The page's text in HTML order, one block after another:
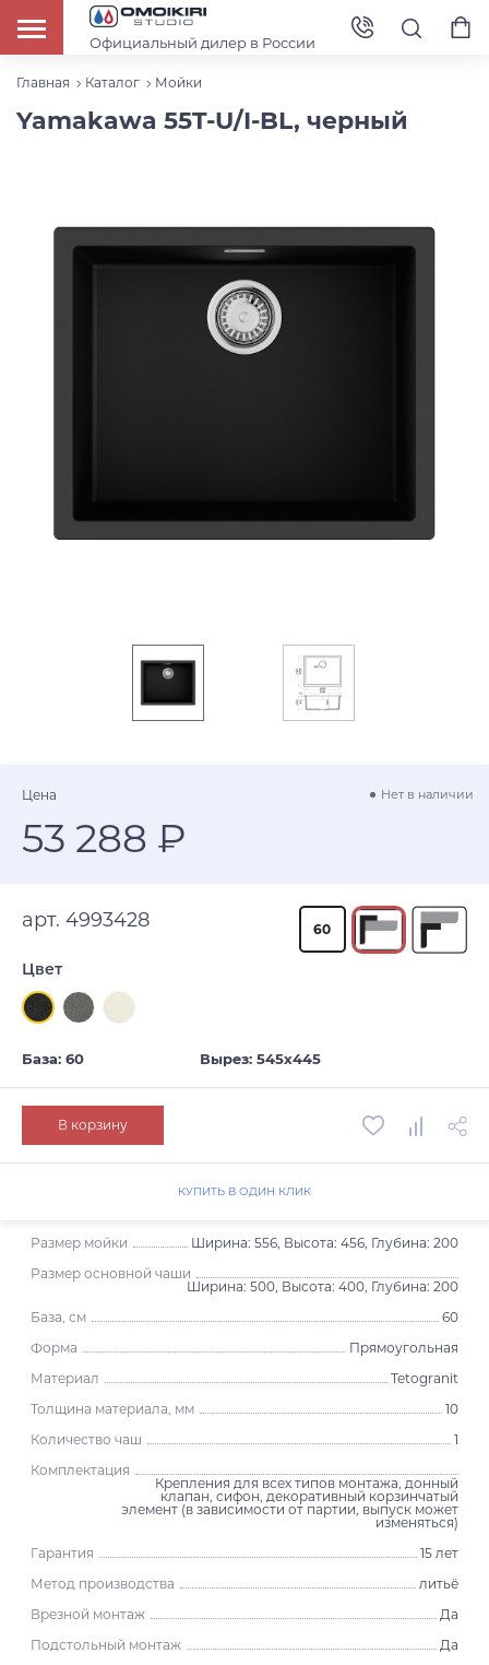
Официальный дилер в России
Главная Каталог Мойки
Yamakawa 55T-U/I-BL, черный
Размер мойки
Ширина: 556, Высота: 456, Глубина: 200
Размер основной чаши
Ширина: 500, Высота: 400, Глубина: 200
База, см
60
Форма
Прямоугольная
Материал
Tetogranit
Толщина материала, мм
10
Количество чаш
1
Комплектация
Крепления для всех типов монтажа, донный
клапан, сифон, декоративный корзинчатый
элемент (в зависимости от партии, выпуск может
изменяться)
Гарантия
15 лет
Метод производства
литьё
Врезной монтаж
Да
Подстольный монтаж
Да
Цена Нет в наличии
53 288 ₽
арт. 4993428 60
Цвет
База: 60 Вырез: 545х445
В корзину
КУПИТЬ В ОДИН КЛИК